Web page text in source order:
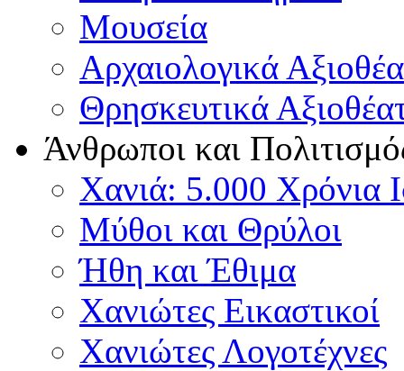
Μουσεία
Αρχαιολογικά
Θρησκευτικά
Άνθρωποι και
Χανιά: 5.000 Χρόνια
Μύθοι και Θρύλοι
Ήθη και Έθιμα
Χανιώτες Εικαστικοί
Χανιώτες Λογοτέχνες